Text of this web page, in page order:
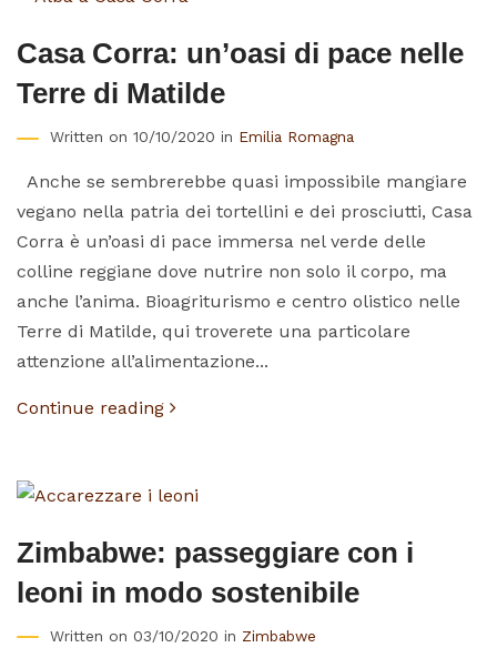
Casa Corra: un’oasi di pace nelle
Terre di Matilde
Written on 10/10/2020 in Emilia Romagna
Anche se sembrerebbe quasi impossibile mangiare
vegano nella patria dei tortellini e dei prosciutti, Casa
Corra è un’oasi di pace immersa nel verde delle
colline reggiane dove nutrire non solo il corpo, ma
anche l’anima. Bioagriturismo e centro olistico nelle
Terre di Matilde, qui troverete una particolare
attenzione all’alimentazione...
Continue reading
Zimbabwe: passeggiare con i
leoni in modo sostenibile
Written on 03/10/2020 in Zimbabwe